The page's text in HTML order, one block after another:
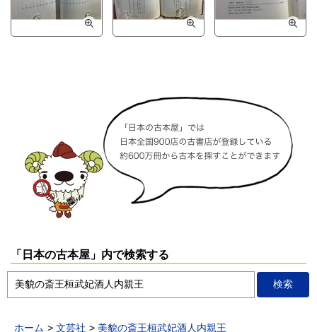
「日本の古本屋」内で検索する
ホーム 文芸社 美貌の斎王桓武妃酒人内親王